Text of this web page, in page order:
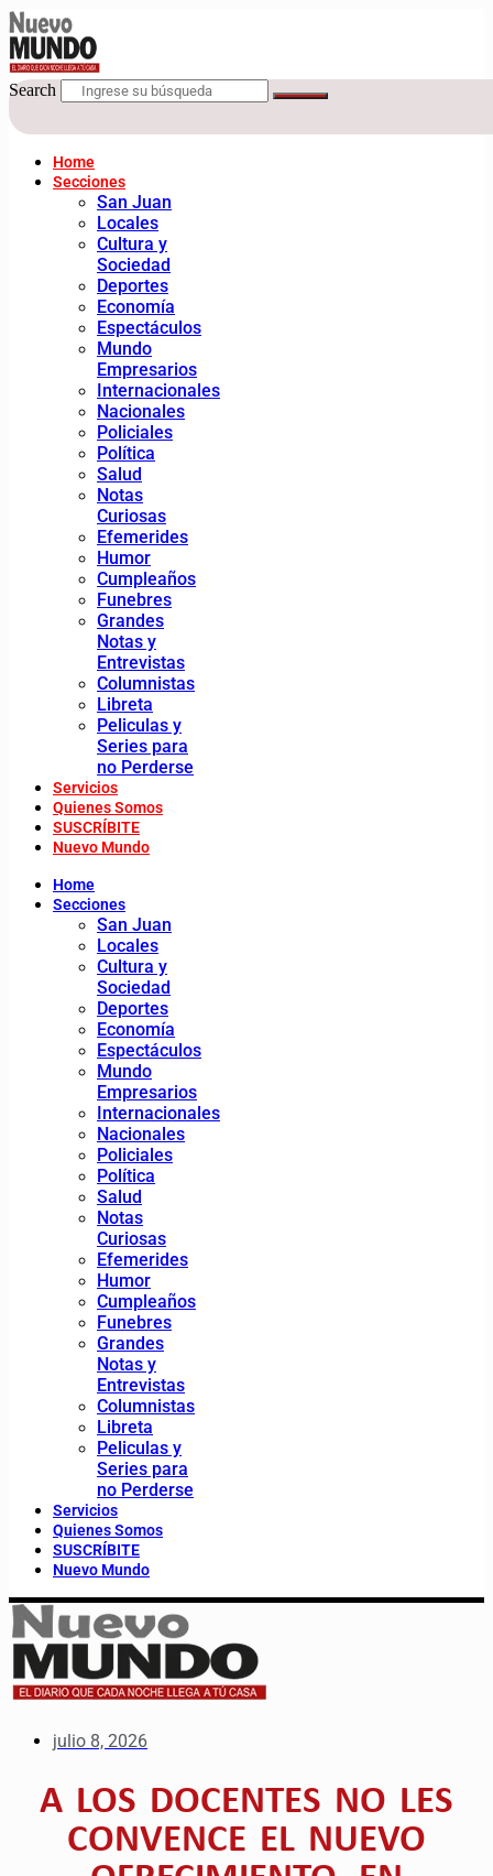
Search
Home
Secciones
San Juan
Locales
Cultura y
Sociedad
Deportes
Economía
Espectáculos
Mundo
Empresarios
Internacionales
Nacionales
Policiales
Política
Salud
Notas
Curiosas
Efemerides
Humor
Cumpleaños
Funebres
Grandes
Notas y
Entrevistas
Columnistas
Libreta
Peliculas y
Series para
no Perderse
Servicios
Quienes Somos
SUSCRÍBITE
Nuevo Mundo
Home
Secciones
San Juan
Locales
Cultura y
Sociedad
Deportes
Economía
Espectáculos
Mundo
Empresarios
Internacionales
Nacionales
Policiales
Política
Salud
Notas
Curiosas
Efemerides
Humor
Cumpleaños
Funebres
Grandes
Notas y
Entrevistas
Columnistas
Libreta
Peliculas y
Series para
no Perderse
Servicios
Quienes Somos
SUSCRÍBITE
Nuevo Mundo
julio 8, 2026
A LOS DOCENTES NO LES
CONVENCE EL NUEVO